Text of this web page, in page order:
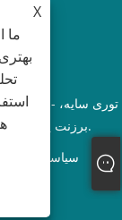
برزنت پلی اتیلن، توری ایمنی داربست - کلیه حقوق محفوظ است.
سیاست حفظ
X
ما